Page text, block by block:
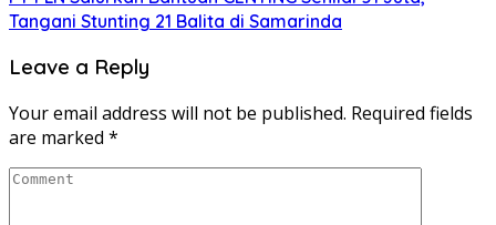
Tangani Stunting 21 Balita di Samarinda
Leave a Reply
Your email address will not be published. Required fields
are marked *